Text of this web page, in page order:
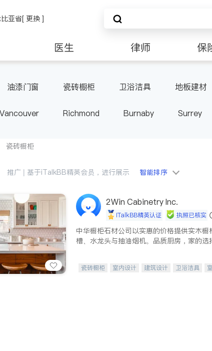
亚省[ 更换 ]
医生 律师 保
油漆门窗 瓷砖橱柜 卫浴洁具 地板建材
Vancouver Richmond Burnaby Surrey
Cities
瓷砖橱柜
推广 | 基于iTalkBB精英会员，进行展示 智能排序
2Win Cabinetry Inc.
iTalkBB精英认证 执照已核实
中华橱柜石材公司以实惠的价格提供实木
槽、水龙头与抽油烟机。品质厨房，家的选
瓷砖橱柜 室内设计 建筑设计 卫浴洁具